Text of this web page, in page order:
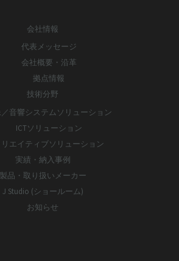
会社情報
代表メッセージ
会社概要・沿革
拠点情報
技術分野
音響システムソリューション
ICTソリューション
リエイティブソリューション
実績・納入事例
製品・取り扱いメーカー
J Studio (ショールーム)
お知らせ